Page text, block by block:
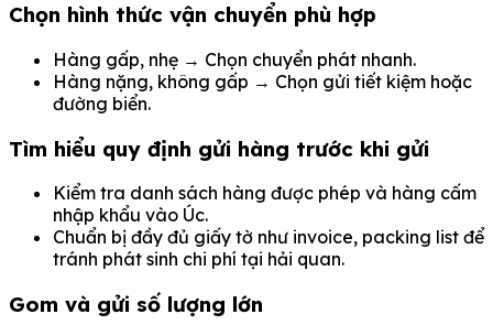
Chọn hình thức vận chuyển phù hợp
Hàng gấp, nhẹ → Chọn chuyển phát nhanh.
Hàng nặng, không gấp → Chọn gửi tiết kiệm hoặc
đường biển.
Tìm hiểu quy định gửi hàng trước khi gửi
Kiểm tra danh sách hàng được phép và hàng cấm
nhập khẩu vào Úc.
Chuẩn bị đầy đủ giấy tờ như invoice, packing list để
tránh phát sinh chi phí tại hải quan.
Gom và gửi số lượng lớn